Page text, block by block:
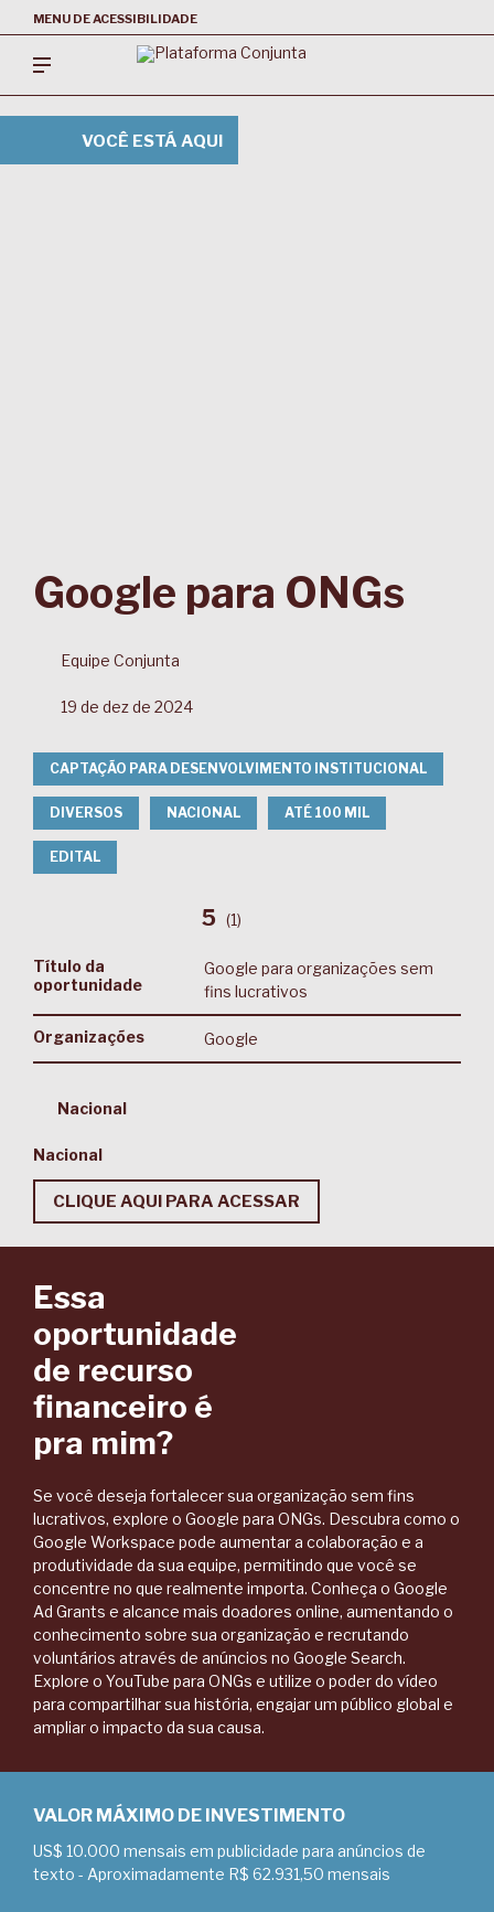
MENU DE ACESSIBILIDADE
VOCÊ ESTÁ AQUI
Google para ONGs
Equipe Conjunta
19 de dez de 2024
CAPTAÇÃO PARA DESENVOLVIMENTO INSTITUCIONAL
DIVERSOS NACIONAL ATÉ 100 MIL
EDITAL
5 (1)
Título da
oportunidade
Google para organizações sem
fins lucrativos
Organizações Google
Nacional
Nacional
CLIQUE AQUI PARA ACESSAR
Essa
oportunidade
de recurso
financeiro é
pra mim?
Se você deseja fortalecer sua organização sem fins
lucrativos, explore o Google para ONGs. Descubra como o
Google Workspace pode aumentar a colaboração e a
produtividade da sua equipe, permitindo que você se
concentre no que realmente importa. Conheça o Google
Ad Grants e alcance mais doadores online, aumentando o
conhecimento sobre sua organização e recrutando
voluntários através de anúncios no Google Search.
Explore o YouTube para ONGs e utilize o poder do vídeo
para compartilhar sua história, engajar um público global e
ampliar o impacto da sua causa.
VALOR MÁXIMO DE INVESTIMENTO
US$ 10.000 mensais em publicidade para anúncios de
texto - Aproximadamente R$ 62.931,50 mensais